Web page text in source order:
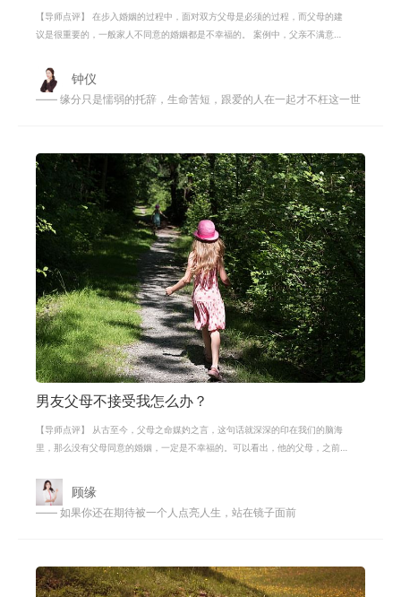
【导师点评】 在步入婚姻的过程中，面对双方父母是必须的过程，而父母的建
议是很重要的，一般家人不同意的婚姻都是不幸福的。 案例中，父亲不满意男
钟仪
—— 缘分只是懦弱的托辞，生命苦短，跟爱的人在一起才不枉这一世
男友父母不接受我怎么办？
【导师点评】 从古至今，父母之命媒妁之言，这句话就深深的印在我们的脑海
里，那么没有父母同意的婚姻，一定是不幸福的。可以看出，他的父母，之前
顾缘
—— 如果你还在期待被一个人点亮人生，站在镜子面前